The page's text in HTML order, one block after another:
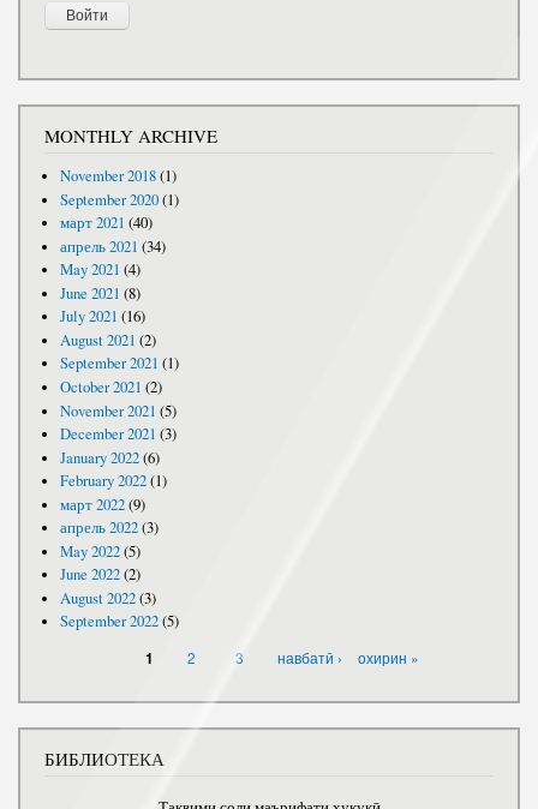
MONTHLY ARCHIVE
November 2018(1)
September 2020(1)
март 2021 (40)
апрель 2021 (34)
May 2021 (4)
June 2021 (8)
July 2021 (16)
August 2021 (2)
September 2021 (1)
October 2021 (2)
November 2021 (5)
December 2021 (3)
January 2022(6)
February 2022(1)
март 2022(9)
апрель 2022(3)
May 2022(5)
June 2022(2)
August 2022(3)
September 2022(5)
1 2 3 навбатӣ › охирин »
БИБЛИОТЕКА